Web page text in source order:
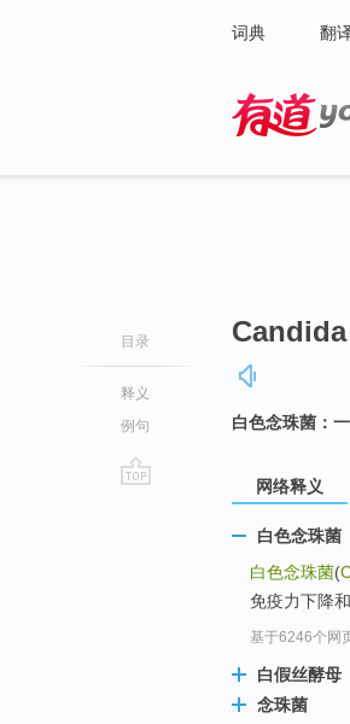
词典 翻
目录
释义
例句
白色念珠菌：
网络释义
白色念珠菌
白色念珠菌(
免疫力下降
基于6246个网
白假丝酵母
念珠菌